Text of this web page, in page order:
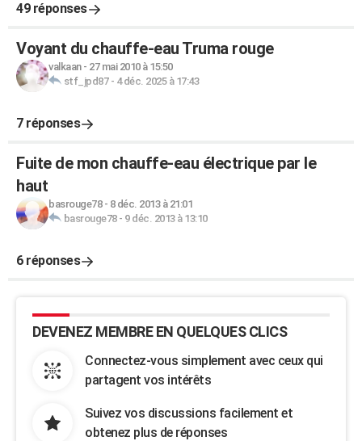
49 réponses
Voyant du chauffe-eau Truma rouge
valkaan- 27 mai 2010 à 15:50
stf_jpd87- 4 déc. 2025 à 17:43
7 réponses
Fuite de mon chauffe-eau électrique par le
haut
basrouge78- 8 déc. 2013 à 21:01
basrouge78- 9 déc. 2013 à 13:10
6 réponses
DEVENEZ MEMBRE EN QUELQUES CLICS
Connectez-vous simplement avec ceux qui
partagent vos intérêts
Suivez vos discussions facilement et
obtenez plus de réponses